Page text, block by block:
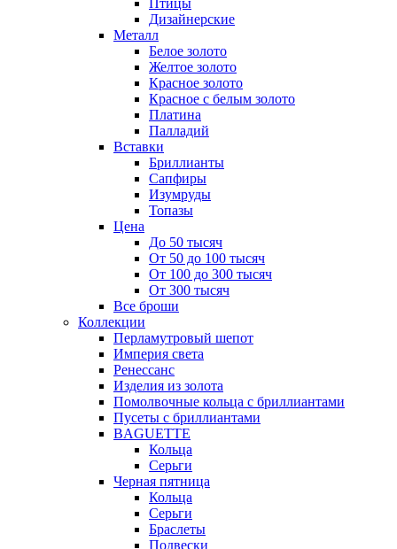
Птицы
Дизайнерские
Металл
Белое золото
Желтое золото
Красное золото
Красное с белым золото
Платина
Палладий
Вставки
Бриллианты
Сапфиры
Изумруды
Топазы
Цена
До 50 тысяч
От 50 до 100 тысяч
От 100 до 300 тысяч
От 300 тысяч
Все броши
Коллекции
Перламутровый шепот
Империя света
Ренессанс
Изделия из золота
Помолвочные кольца с бриллиантами
Пусеты с бриллиантами
BAGUETTE
Кольца
Серьги
Черная пятница
Кольца
Серьги
Браслеты
Подвески